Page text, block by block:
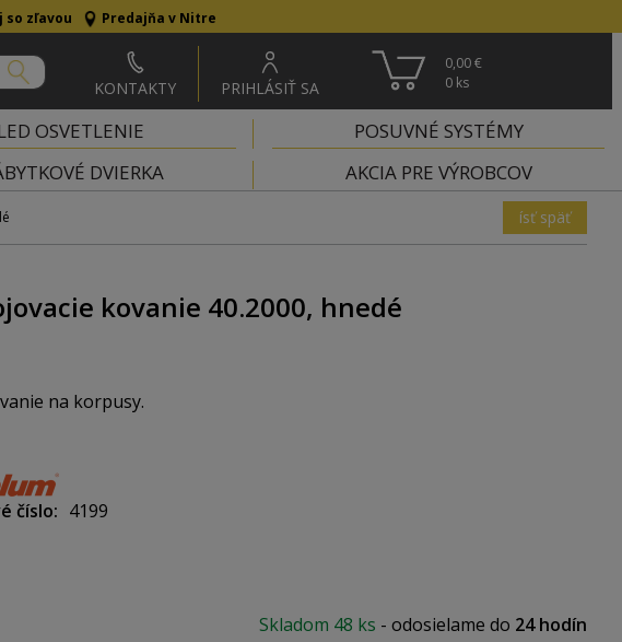
so zľavou Predajňa v Nitre
KONTAKTY PRIHLÁSIŤ SA
0,00 €
0 ks
OSVETLENIE
POSUVNÉ SYSTÉMY
DVIERKA AKCIA PRE VÝROBCOV
ísť späť
kovanie 40.2000, hnedé
na korpusy.
40.2000
číslo
4199
Skladom 48 ks - odosielame do 24 hodín